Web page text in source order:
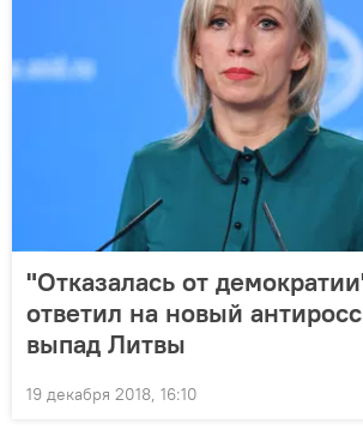
"Отказалась от
ответил на новый
выпад Литвы
19 декабря 2018, 16:10